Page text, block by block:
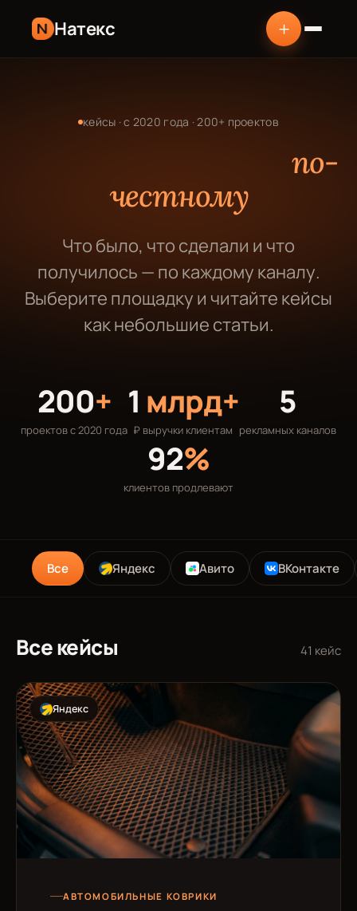
Натекс +
кейсы · с 2020 года · 200+ проектов
Разбираем работупо-
честному
Что было, что сделали и что
получилось — по каждому каналу.
Выберите площадку и читайте кейсы
как небольшие статьи.
200+
проектов с 2020 года
1 млрд+
₽ выручки клиентам
5
рекламных каналов
92%
клиентов продлевают
Все Яндекс Авито ВКонтакте
Все кейсы 41 кейс
Яндекс
АВТОМОБИЛЬНЫЕ КОВРИКИ